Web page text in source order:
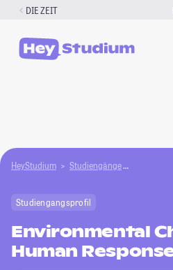
Zum
springen
DIE ZEIT
HeyStudium Studiengänge
Studiengangsprofil
Environmental
Human